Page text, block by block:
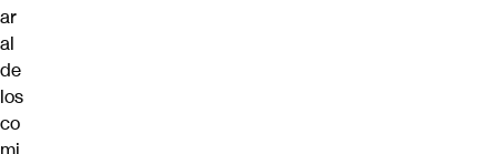
ar
al
de
los
co